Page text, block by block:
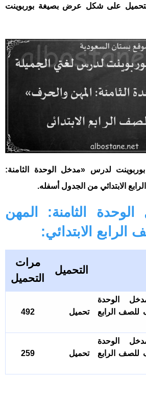
على شكل عرض بصيغة بوربوينت
لدرس «مدخل الوحدة الثامنة:
الابتدائي من الجدول أسفله.
الثامنة: المهن
الابتدائي:
التحميل
مرات
التحميل
الوحدة
للصف الرابع
تحميل 492
الوحدة
للصف الرابع
تحميل 259